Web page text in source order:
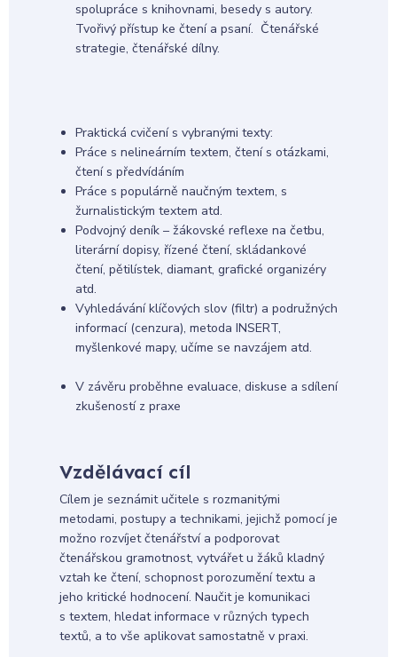
spolupráce s knihovnami, besedy s autory.
Tvořivý přístup ke čtení a psaní. Čtenářské
strategie, čtenářské dílny.
Praktická cvičení s vybranými texty:
Práce s nelineárním textem, čtení s otázkami,
čtení s předvídáním
Práce s populárně naučným textem, s
žurnalistickým textem atd.
Podvojný deník – žákovské reflexe na četbu,
literární dopisy, řízené čtení, skládankové
čtení, pětilístek, diamant, grafické organizéry
atd.
Vyhledávání klíčových slov (filtr) a podružných
informací (cenzura), metoda INSERT,
myšlenkové mapy, učíme se navzájem atd.
V závěru proběhne evaluace, diskuse a sdílení
zkušeností z praxe
Vzdělávací cíl
Cílem je seznámit učitele s rozmanitými
metodami, postupy a technikami, jejichž pomocí je
možno rozvíjet čtenářství a podporovat
čtenářskou gramotnost, vytvářet u žáků kladný
vztah ke čtení, schopnost porozumění textu a
jeho kritické hodnocení. Naučit je komunikaci
s textem, hledat informace v různých typech
textů, a to vše aplikovat samostatně v praxi.